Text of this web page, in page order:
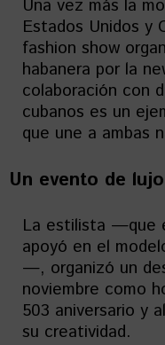
Una vez más la
Estados Unidos y
fashion show
habanera por la
colaboración con
cubanos es un
que une a ambas
Un evento de lujo
La estilista —que
apoyó en el
—, organizó un
noviembre como
503 aniversario y
su creatividad.